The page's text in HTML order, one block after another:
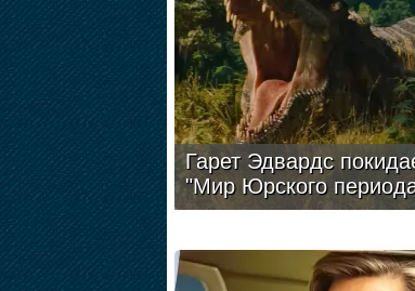
Гарет Эдвардс
"Мир Юрского